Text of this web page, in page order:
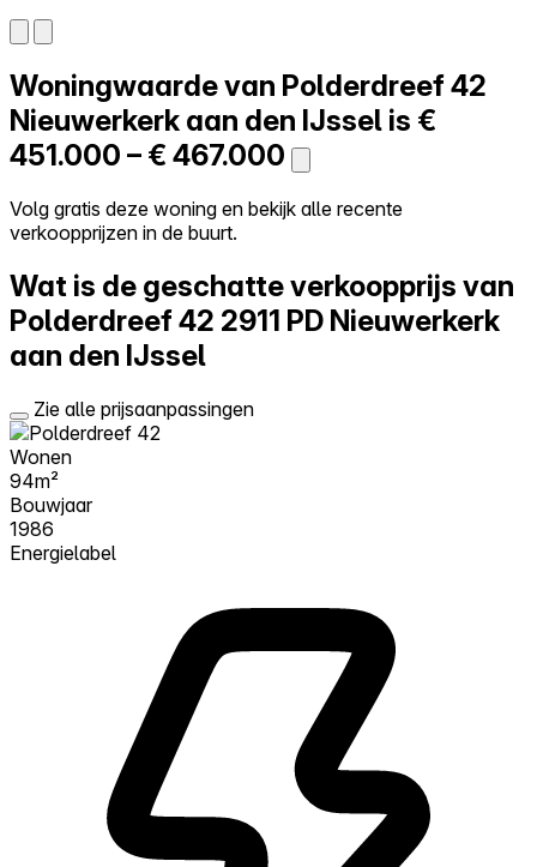
Zelf kopen
Alles-in-één
Reviews
Prijzen
Log in
Probeer Walter gratis
Woningwaarde van Polderdreef 42
Nieuwerkerk aan den IJssel is €
451.000 – € 467.000
Volg gratis deze woning en bekijk alle recente
verkoopprijzen in de buurt.
Wat is de geschatte verkoopprijs van
Polderdreef 42 2911 PD Nieuwerkerk
aan den IJssel
Zie alle prijsaanpassingen
Wonen
94m²
Bouwjaar
1986
Energielabel